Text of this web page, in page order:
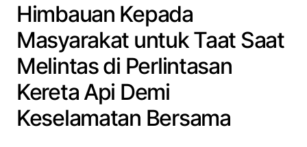
Himbauan Kepada
Masyarakat untuk Taat Saat
Melintas di Perlintasan
Kereta Api Demi
Keselamatan Bersama